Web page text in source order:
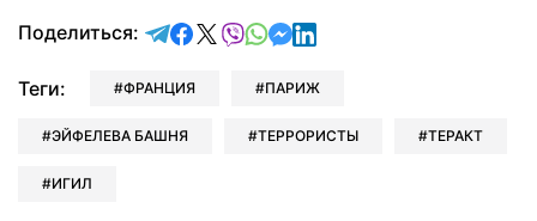
Поделиться: отправить в Telegram
поделиться в Facebook
поделиться в X
отправить в Viber
отправить в Whatsapp
отправить в Messenger
отправить в LinkedIn
Теги: ФРАНЦИЯ ПАРИЖ
ЭЙФЕЛЕВА БАШНЯ ТЕРРОРИСТЫ ТЕРАКТ
ИГИЛ